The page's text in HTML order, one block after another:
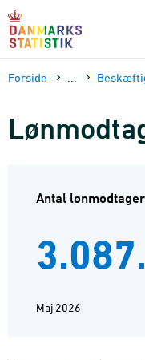
sidens
Forside
Antal
Maj 2026